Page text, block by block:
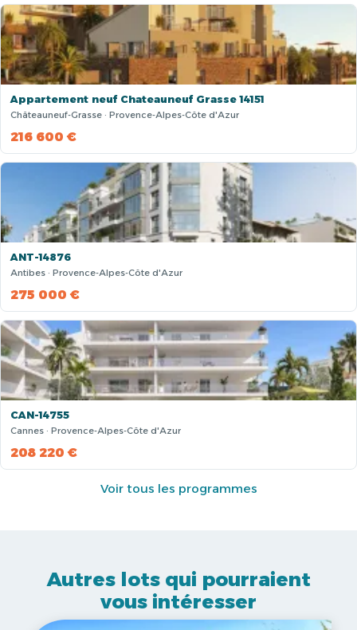
Appartement neuf Chateauneuf Grasse 14151
Châteauneuf-Grasse · Provence-Alpes-Côte d'Azur
216 600 €
ANT-14876
Antibes · Provence-Alpes-Côte d'Azur
275 000 €
CAN-14755
Cannes · Provence-Alpes-Côte d'Azur
208 220 €
Voir tous les programmes
Autres lots qui pourraient
vous intéresser